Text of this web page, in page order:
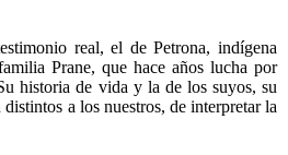
real, el de Petrona, indígena
Prane, que hace años lucha por
historia de vida y la de los suyos, su
a los nuestros, de interpretar la